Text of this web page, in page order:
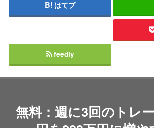
はてブ
feedly
無料：週に3回のトレ